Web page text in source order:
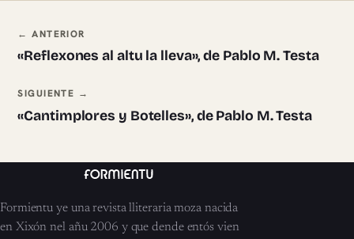
Navegación ente pieces
← ANTERIOR
«Reflexones al altu la lleva», de Pablo M. Testa
SIGUIENTE →
«Cantimplores y Botelles», de Pablo M. Testa
Formientu ye una revista lliteraria moza nacida
en Xixón nel añu 2006 y que dende entós vien